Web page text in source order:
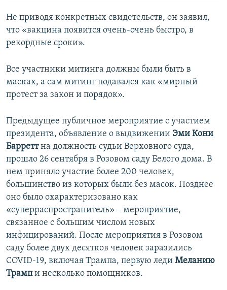
Не приводя конкретных свидетельств, он заявил,
что «вакцина появится очень-очень быстро, в
рекордные сроки».
Все участники митинга должны были быть в
масках, а сам митинг подавался как «мирный
протест за закон и порядок».
Предыдущее публичное мероприятие с участием
президента, объявление о выдвижении Эми Кони
Барреттна должность судьи Верховного суда,
прошло 26 сентября в Розовом саду Белого дома. В
нем приняло участие более 200 человек,
большинство из которых были без масок. Позднее
оно было охарактеризовано как
«суперраспространитель» – мероприятие,
связанное с большим числом новых
инфицирований. После мероприятия в Розовом
саду более двух десятков человек заразились
COVID-19, включая Трампа, первую леди Меланию
Трампи несколько помощников.